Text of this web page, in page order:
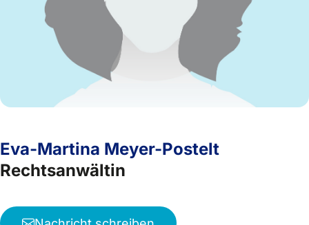
Eva-Martina Meyer-Postelt
Rechtsanwältin